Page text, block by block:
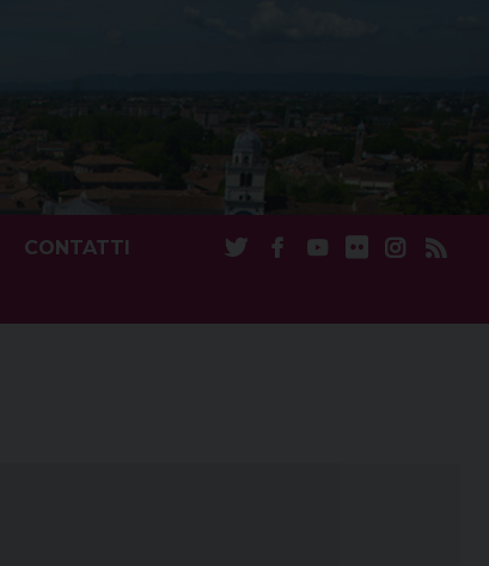
CONTATTI